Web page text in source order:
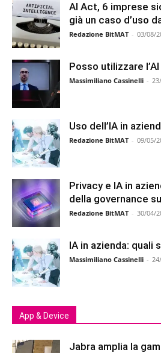
AI Act, 6 imprese
già un caso d’uso
Redazione BitMAT - 03/08/
Posso utilizzare
Massimiliano Cassinelli -
Uso dell’IA in
Redazione BitMAT - 09/05/
Privacy e IA in
della governance
Redazione BitMAT - 30/04/
IA in azienda: quali
Massimiliano Cassinelli -
App & Device
Jabra amplia la